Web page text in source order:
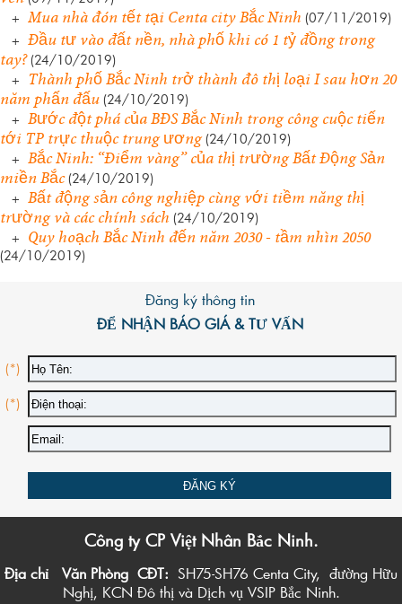
+ Mua nhà đón tết tại Centa city Bắc Ninh (07/11/2019)
+ Đầu tư vào đất nền, nhà phố khi có 1 tỷ đồng trong
tay?(24/10/2019)
+ Thành phố Bắc Ninh trở thành đô thị loại I sau hơn 20
năm phấn đấu (24/10/2019)
+ Bước đột phá của BĐS Bắc Ninh trong công cuộc tiến
tới TP trực thuộc trung ương(24/10/2019)
+ Bắc Ninh: “Điểm vàng” của thị trường Bất Động Sản
miền Bắc(24/10/2019)
+ Bất động sản công nghiệp cùng với tiềm năng thị
trường và các chính sách (24/10/2019)
+ Quy hoạch Bắc Ninh đến năm 2030 - tầm nhìn 2050
(24/10/2019)
Đăng ký thông tin
ĐỂ NHẬN BÁO GIÁ & TƯ VẤN
(*)
(*)
Công ty CP Việt Nhân Bắc Ninh.
Địa chỉ Văn Phòng CĐT: SH75-SH76 Centa City, đường Hữu
Nghị, KCN Đô thị và Dịch vụ VSIP Bắc Ninh.